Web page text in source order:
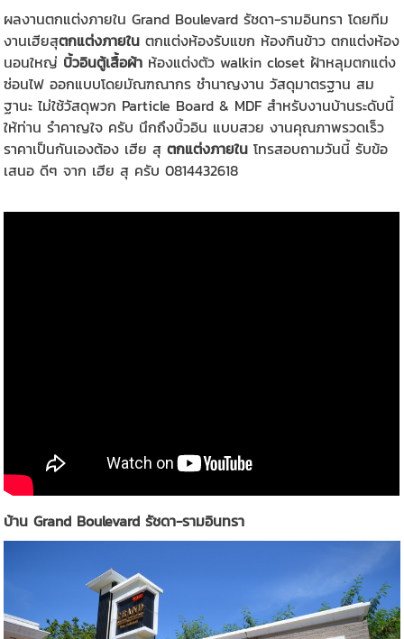
ผลงานตกแต่งภายใน Grand Boulevard รัชดา-รามอินทรา โดยทีม
งานเฮียสุตกแต่งภายใน ตกแต่งห้องรับแขก ห้องกินข้าว ตกแต่งห้อง
นอนใหญ่ บิ้วอินตู้เสื้อผ้า ห้องแต่งตัว walkin closet ฝ้าหลุมตกแต่ง
ซ่อนไฟ ออกแบบโดยมัณฑณากร ชำนาญงาน วัสดุมาตรฐาน สม
ฐานะ ไม่ใช้วัสดุพวก Particle Board & MDF สำหรับงานบ้านระดับนี้
ให้ท่าน รำคาญใจ ครับ นึกถึงบิ้วอิน แบบสวย งานคุณภาพรวดเร็ว
ราคาเป็นกันเองต้อง เฮีย สุตกแต่งภายใน โทรสอบถามวันนี้ รับข้อ
เสนอ ดีๆ จาก เฮีย สุ ครับ 0814432618
บ้าน Grand Boulevard รัชดา-รามอินทรา